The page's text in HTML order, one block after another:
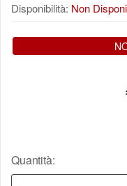
Disponibilità: Non
Quantità: